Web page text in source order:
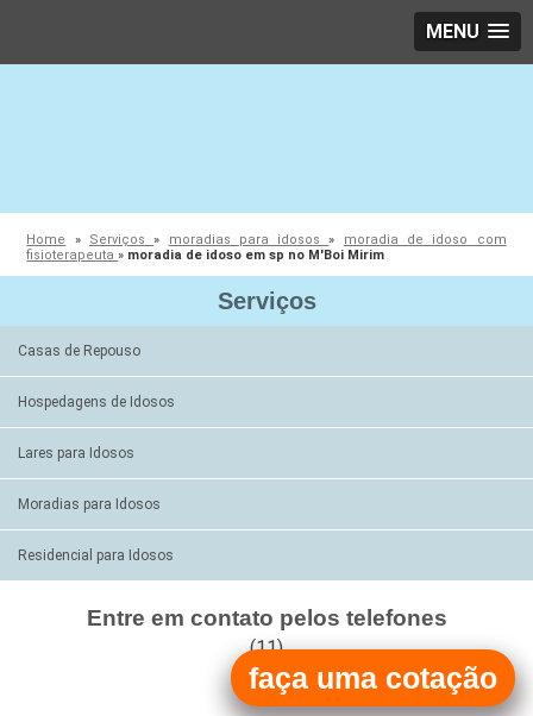
MENU
Home » Serviços» moradias para idosos» moradia de idoso com
fisioterapeuta» moradia de idoso em sp no M'Boi Mirim
Serviços
Casas de Repouso
Hospedagens de Idosos
Lares para Idosos
Moradias para Idosos
Residencial para Idosos
Entre em contato pelos telefones
(11)
(11)
faça uma cotação